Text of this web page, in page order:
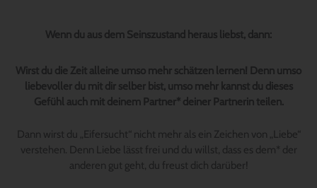
Wenn du aus dem Seinszustand heraus liebst, dann:
Wirst du die Zeit alleine umso mehr schätzen lernen! Denn umso
liebevoller du mit dir selber bist, umso mehr kannst du dieses
Gefühl auch mit deinem Partner* deiner Partnerin teilen.
Dann wirst du „Eifersucht“ nicht mehr als ein Zeichen von „Liebe“
verstehen. Denn Liebe lässt frei und du willst, dass es dem* der
anderen gut geht, du freust dich darüber!